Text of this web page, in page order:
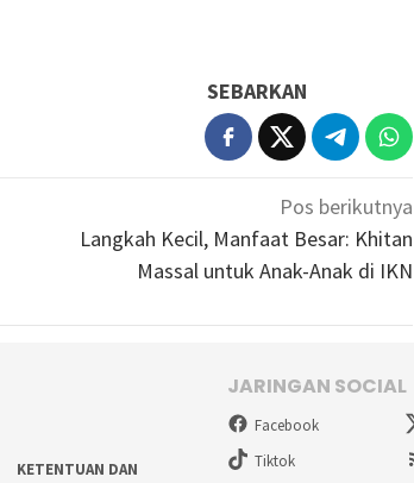
SEBARKAN
Pos berikutnya
Langkah Kecil, Manfaat Besar: Khitan
Massal untuk Anak-Anak di IKN
KETENTUAN DAN
JARINGAN SOCIAL
Facebook
Tiktok